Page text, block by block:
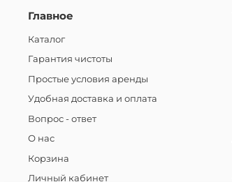
Главное
Каталог
Гарантия чистоты
Простые условия аренды
Удобная доставка и оплата
Вопрос - ответ
О нас
Корзина
Личный кабинет